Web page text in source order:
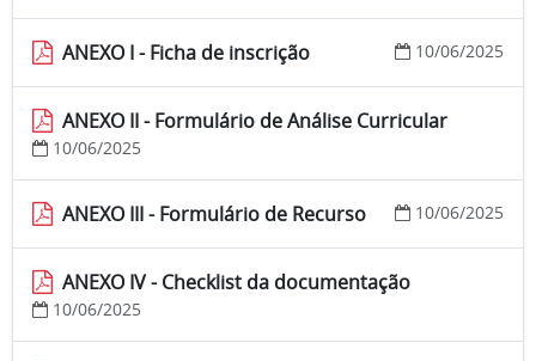
ANEXO I - Ficha de inscrição 10/06/2025
ANEXO II - Formulário de Análise Curricular
10/06/2025
ANEXO III - Formulário de Recurso 10/06/2025
ANEXO IV - Checklist da documentação
10/06/2025